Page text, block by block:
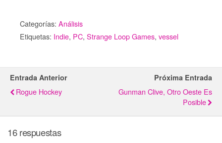
Categorías: Análisis
Etiquetas: Indie, PC, Strange Loop Games, vessel
Entrada Anterior
Rogue Hockey
Próxima Entrada
Gunman Clive, Otro Oeste Es
Posible
16 respuestas